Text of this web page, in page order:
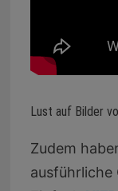
Lust auf Bilder
Zudem
ausführliche